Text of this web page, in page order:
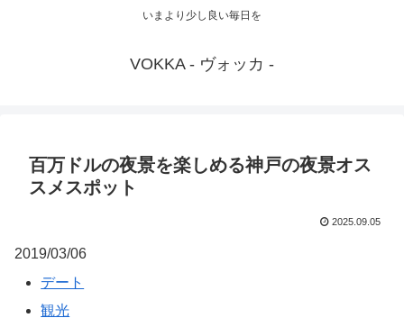
いまより少し良い毎日を
VOKKA - ヴォッカ -
百万ドルの夜景を楽しめる神戸の夜景オス
スメスポット
2025.09.05
2019/03/06
デート
観光